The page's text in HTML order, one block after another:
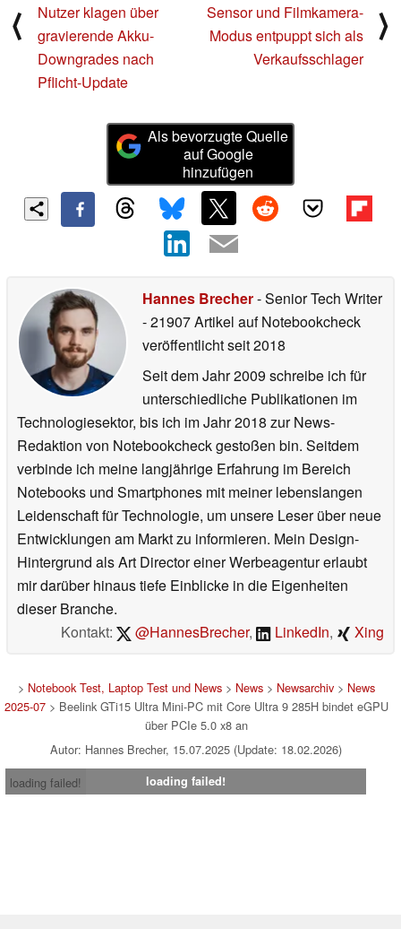
⟨
Nutzer klagen über
gravierende Akku-
Downgrades nach
Pflicht-Update
Sensor und Filmkamera-
Modus entpuppt sich als
Verkaufsschlager
⟩
Als bevorzugte Quelle
auf Google
hinzufügen
Hannes Brecher- Senior Tech Writer
- 21907 Artikel auf Notebookcheck
veröffentlichtseit 2018
Seit dem Jahr 2009 schreibe ich für
unterschiedliche Publikationen im
Technologiesektor, bis ich im Jahr 2018 zur News-
Redaktion von Notebookcheck gestoßen bin. Seitdem
verbinde ich meine langjährige Erfahrung im Bereich
Notebooks und Smartphones mit meiner lebenslangen
Leidenschaft für Technologie, um unsere Leser über neue
Entwicklungen am Markt zu informieren. Mein Design-
Hintergrund als Art Director einer Werbeagentur erlaubt
mir darüber hinaus tiefe Einblicke in die Eigenheiten
dieser Branche.
Kontakt:
@HannesBrecher, LinkedIn, Xing
> Notebook Test, Laptop Test und News> News> Newsarchiv> News
2025-07> Beelink GTi15 Ultra Mini-PC mit Core Ultra 9 285H bindet eGPU
über PCIe 5.0 x8 an
Autor: Hannes Brecher, 15.07.2025 (Update: 18.02.2026)
loading failed!
loading failed!